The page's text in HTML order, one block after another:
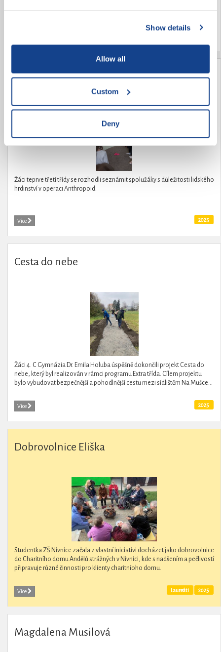
Show details
Allow all
Custom
Deny
Seznámení s hrdinstvím Anthropoid
Žáci teprve třetí třídy se rozhodli seznámit spolužáky s důležitosti lidského
hrdinství v operaci Anthropoid.
Více 2025
Cesta do nebe
Žáci 4. C Gymnázia Dr. Emila Holuba úspěšně dokončili projekt Cesta do
nebe, který byl realizován v rámci programu Extra třída. Cílem projektu
bylo vybudovat bezpečnější a pohodlnější cestu mezi sídlištěm Na Mušce...
Více 2025
Dobrovolnice Eliška
Studentka ZŠ Nivnice začala z vlastní iniciativi docházet jako dobrovolnice
do Charitního domu Andělů strážných v Nivnici, kde s nadšením a pečlivostí
připravuje různé činnosti pro klienty charitníoho domu.
Více 2025
Laureáti
Magdalena Musilová